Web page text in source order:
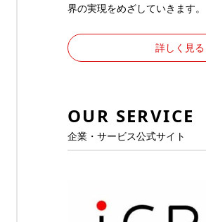
界の実現をめざしていきます。
詳しく見る
OUR SERVICE
企業・サービス公式サイト